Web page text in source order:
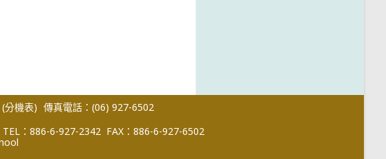
(分機表) 傳真電話：(06) 927-6502
TEL：886-6-927-2342 FAX：886-6-927-6502